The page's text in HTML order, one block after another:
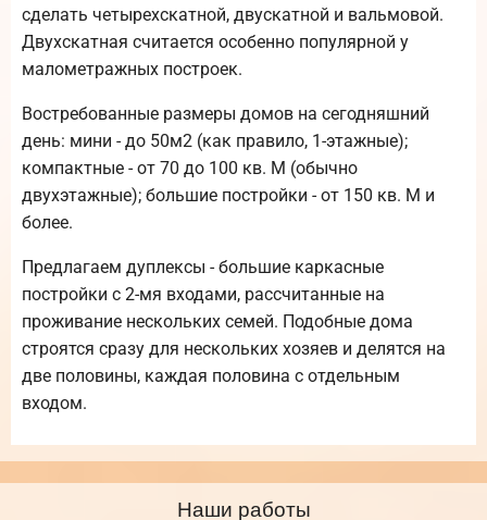
сделать четырехскатной, двускатной и вальмовой.
Двухскатная считается особенно популярной у
малометражных построек.
Востребованные размеры домов на сегодняшний
день: мини - до 50м2 (как правило, 1-этажные);
компактные - от 70 до 100 кв. М (обычно
двухэтажные); большие постройки - от 150 кв. М и
более.
Предлагаем дуплексы - большие каркасные
постройки с 2-мя входами, рассчитанные на
проживание нескольких семей. Подобные дома
строятся сразу для нескольких хозяев и делятся на
две половины, каждая половина с отдельным
входом.
Наши работы